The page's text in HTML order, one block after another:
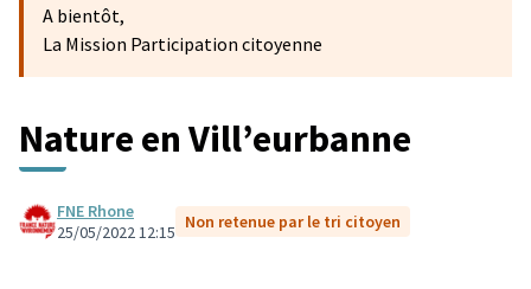
A bientôt,
La Mission Participation citoyenne
Nature en Vill’eurbanne
FNE Rhone
25/05/2022 12:15 Non retenue par le tri citoyen